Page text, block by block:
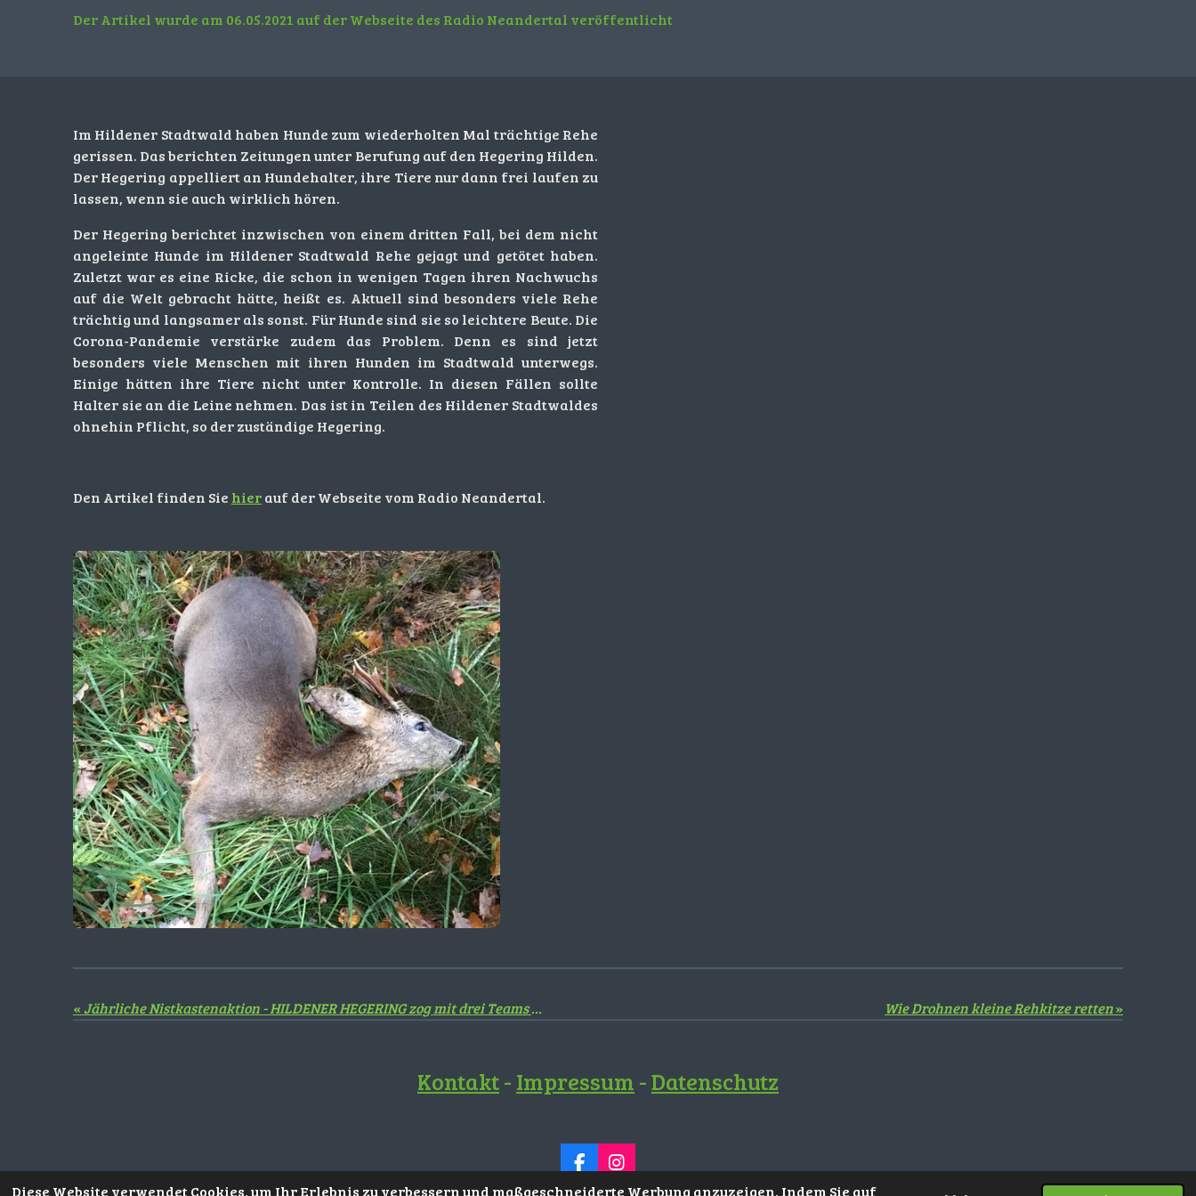
Diese Website verwendet Cookies, um Ihr Erlebnis zu verbessern und maßgeschneiderte Werbung anzuzeigen. Indem Sie auf
Der Artikel wurde am 06.05.2021 auf der Webseite des Radio Neandertal veröffentlicht
Im Hildener Stadtwald haben Hunde zum wiederholten Mal trächtige Rehe
gerissen. Das berichten Zeitungen unter Berufung auf den Hegering Hilden.
Der Hegering appelliert an Hundehalter, ihre Tiere nur dann frei laufen zu
lassen, wenn sie auch wirklich hören.
Der Hegering berichtet inzwischen von einem dritten Fall, bei dem nicht
angeleinte Hunde im Hildener Stadtwald Rehe gejagt und getötet haben.
Zuletzt war es eine Ricke, die schon in wenigen Tagen ihren Nachwuchs
auf die Welt gebracht hätte, heißt es. Aktuell sind besonders viele Rehe
trächtig und langsamer als sonst. Für Hunde sind sie so leichtere Beute. Die
Corona-Pandemie verstärke zudem das Problem. Denn es sind jetzt
besonders viele Menschen mit ihren Hunden im Stadtwald unterwegs.
Einige hätten ihre Tiere nicht unter Kontrolle. In diesen Fällen sollte
Halter sie an die Leine nehmen. Das ist in Teilen des Hildener Stadtwaldes
ohnehin Pflicht, so der zuständige Hegering.
Den Artikel finden Sie hierauf der Webseite vom Radio Neandertal.
« Jährliche Nistkastenaktion - HILDENER HEGERING zog mit drei Teams rund um Hilden in den Wald Wie Drohnen kleine Rehkitze retten»
Kontakt- Impressum -Datenschutz
F
a
I
n